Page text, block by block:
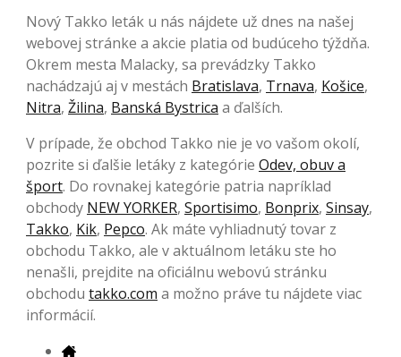
Nový Takko leták u nás nájdete už dnes na našej
webovej stránke a akcie platia od budúceho týždňa.
Okrem mesta Malacky, sa prevádzky Takko
nachádzajú aj v mestách Bratislava, Trnava, Košice,
Nitra, Žilina, Banská Bystrica a ďalších.
V prípade, že obchod Takko nie je vo vašom okolí,
pozrite si ďalšie letáky z kategórie Odev, obuv a
šport. Do rovnakej kategórie patria napríklad
obchody NEW YORKER, Sportisimo, Bonprix, Sinsay,
Takko, Kik, Pepco. Ak máte vyhliadnutý tovar z
obchodu Takko, ale v aktuálnom letáku ste ho
nenašli, prejdite na oficiálnu webovú stránku
obchodu takko.com a možno práve tu nájdete viac
informácií.